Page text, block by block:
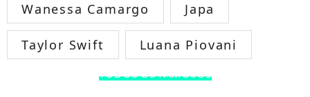
Wanessa Camargo Japa
Taylor Swift Luana Piovani
TODOS OS FAMOSOS